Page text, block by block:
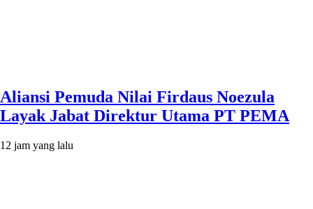
Aliansi Pemuda Nilai Firdaus Noezula
Layak Jabat Direktur Utama PT PEMA
12 jam yang lalu